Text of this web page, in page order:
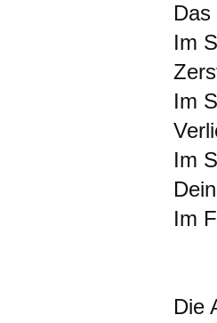
Im
Im
Im
Im
Die